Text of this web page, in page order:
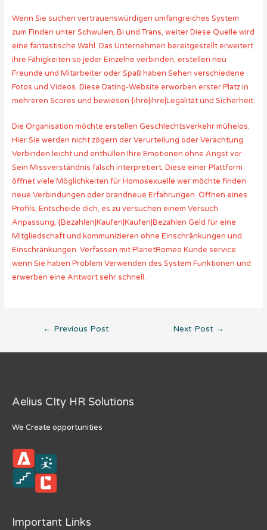
Wenn Sie suchen vertrauenswürdigen umfangreiches System
zum Finden unter Schwulen, Bi und Trans, weiter Diese Quelle wird
eine fantastische Wahl. Das Unternehmen bereitgestellt erweitert
ihre Fähigkeiten so jeder Einzelne verbinden, erstellen neu
Freunde und Mitarbeiter oder Spaß haben Sehen verschiedene
Fotos und Videos. Diese Dating-Website erworben erster Platz in
mehreren Scores und bewiesen {ihre|ihre|Legalität und Sicherheit.
Die Organisation möchte erstellen Geschlechtsverkehr mühelos.
Hier Sie werden nicht zögern der Verurteilung oder Verachtung.
Verbinden leicht und enthüllen Ihre Emotionen ohne Angst vor
Sein Missverständnis falsch interpretiert. Diese einer Plattform
öffnet viele Möglichkeiten für Homosexuelle wer möchte finden
neue Verbindungen oder brandneue Erfahrungen. Öffnen eines
Profils, Entscheide dich, es zu versuchen einem Versuch
Anpassung, {Bezahlen|Kaufen|Kaufen|Bezahlen Geld für eine
Mitgliedschaft und kommunizieren ohne Einschränkungen und
Einschränkungen. Verfassen mit PlanetRomeo Kunde service
wenn Sie haben Problem Verwenden des System Funktionen und
erwerben eine Antwort sehr schnell.
Post
navigation
← Previous Post Next Post →
Aelius CIty HR Solutions
We Create opportunities
Important Links